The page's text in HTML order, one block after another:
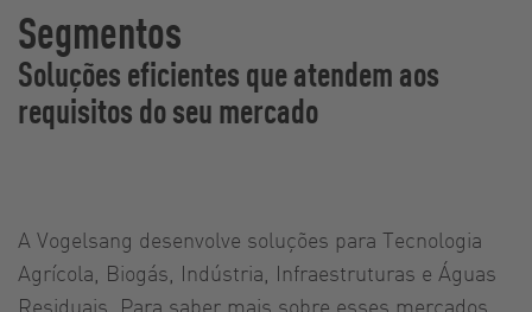
Segmentos
Soluções eficientes que atendem aos
requisitos do seu mercado
A Vogelsang desenvolve soluções para Tecnologia
Agrícola, Biogás, Indústria, Infraestruturas e Águas
Residuais. Para saber mais sobre esses mercados,